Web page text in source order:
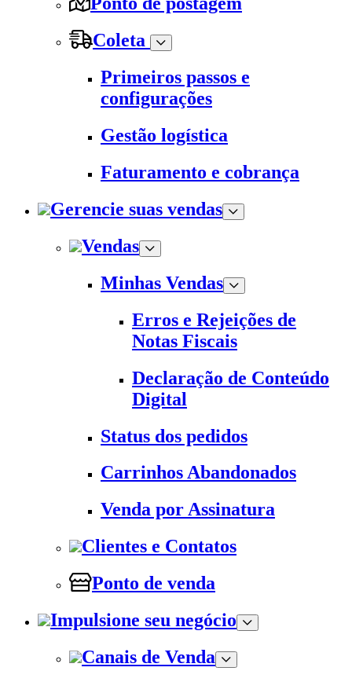
Coleta
Primeiros passos e
configurações
Gestão logística
Faturamento e cobrança
Gerencie suas vendas
Vendas
Minhas Vendas
Erros e Rejeições de
Notas Fiscais
Declaração de Conteúdo
Digital
Status dos pedidos
Carrinhos Abandonados
Venda por Assinatura
Clientes e Contatos
Ponto de venda
Impulsione seu negócio
Canais de Venda